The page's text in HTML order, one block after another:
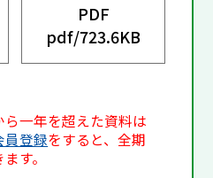
PDF
pdf/723.6KB
一年を超えた資料は
員登録をすると、全期
す。